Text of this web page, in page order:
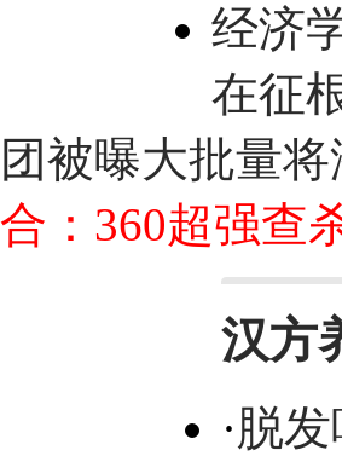
经济
在征
被曝大批量
：360超强查
汉方
·脱